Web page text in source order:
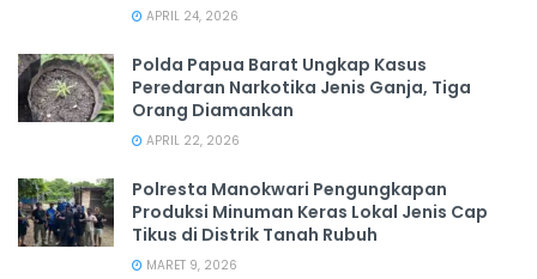
APRIL 24, 2026
Polda Papua Barat Ungkap Kasus
Peredaran Narkotika Jenis Ganja, Tiga
Orang Diamankan
APRIL 22, 2026
Polresta Manokwari Pengungkapan
Produksi Minuman Keras Lokal Jenis Cap
Tikus di Distrik Tanah Rubuh
MARET 9, 2026